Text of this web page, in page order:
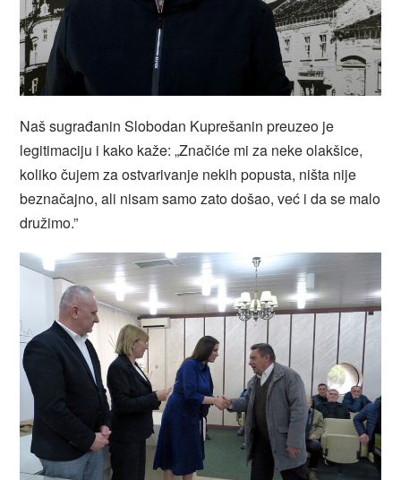
Naš sugrađanin Slobodan Kuprešanin preuzeo je
legitimaciju i kako kaže: „Značiće mi za neke olakšice,
koliko čujem za ostvarivanje nekih popusta, ništa nije
beznačajno, ali nisam samo zato došao, već i da se malo
družimo.”